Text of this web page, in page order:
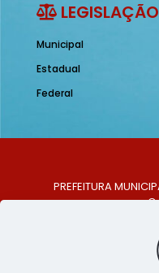
LEGISLAÇÃO
Municipal
Estadual
Federal
PREFEITURA
Centro, São Bento
E-MAIL: